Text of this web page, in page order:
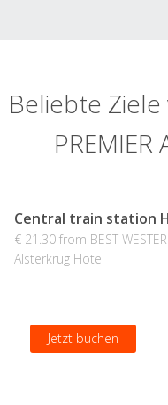
Beliebte Ziele
Central train station
€ 21.30 from BEST
Alsterkrug Hotel
Jetzt buchen